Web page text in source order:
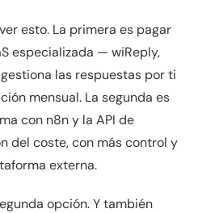
esto. La primera es pagar
especializada — wiReply,
las respuestas por ti
mensual. La segunda es
con n8n y la API de
del coste, con más control y
externa.
opción. Y también